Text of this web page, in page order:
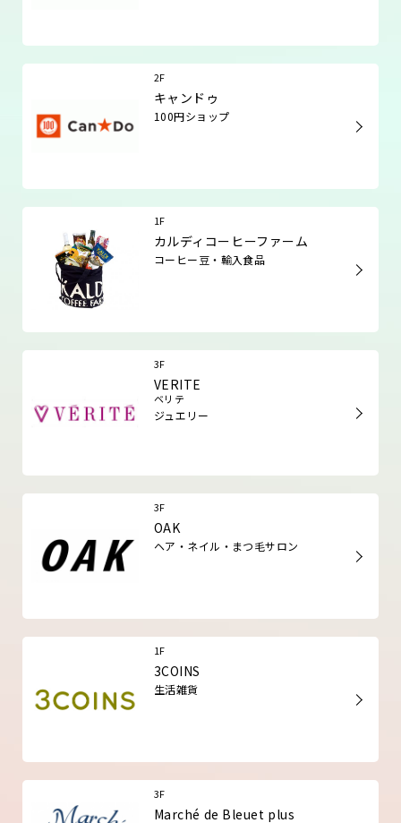
2F
キャンドゥ
100円ショップ
1F
カルディコーヒーファーム
コーヒー豆・輸入食品
3F
VERITE
ベリテ
ジュエリー
3F
OAK
ヘア・ネイル・まつ毛サロン
1F
3COINS
生活雑貨
3F
Marché de Bleuet plus